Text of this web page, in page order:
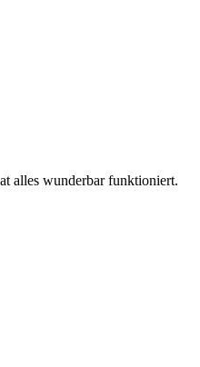
alles wunderbar funktioniert.